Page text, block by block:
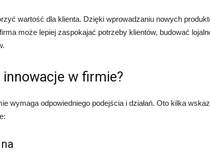
wartość dla klienta. Dzięki wprowadzaniu nowych
może lepiej zaspokajać potrzeby klientów, budować
w firmie?
wymaga odpowiedniego podejścia i działań. Oto kilka